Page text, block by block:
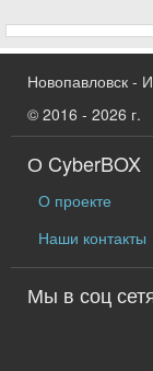
Новопавловск -
© 2016 - 2026 г.
О CyberBOX
О проекте
Наши контакты
Мы в соц